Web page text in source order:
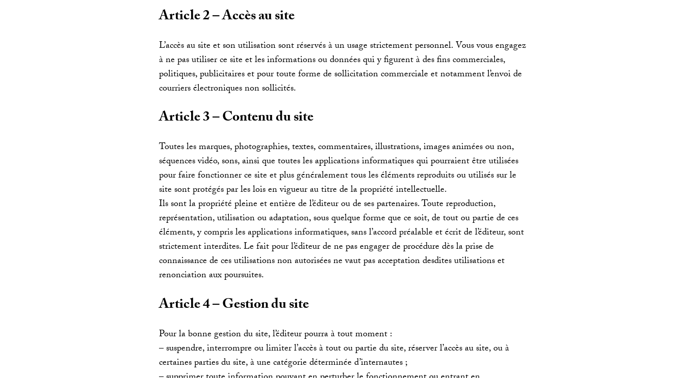
Article 2 – Accès au site
L’accès au site et son utilisation sont réservés à un usage strictement personnel. Vous vous engagez
à ne pas utiliser ce site et les informations ou données qui y figurent à des fins commerciales,
politiques, publicitaires et pour toute forme de sollicitation commerciale et notamment l’envoi de
courriers électroniques non sollicités.
Article 3 – Contenu du site
Toutes les marques, photographies, textes, commentaires, illustrations, images animées ou non,
séquences vidéo, sons, ainsi que toutes les applications informatiques qui pourraient être utilisées
pour faire fonctionner ce site et plus généralement tous les éléments reproduits ou utilisés sur le
site sont protégés par les lois en vigueur au titre de la propriété intellectuelle.
Ils sont la propriété pleine et entière de l’éditeur ou de ses partenaires. Toute reproduction,
représentation, utilisation ou adaptation, sous quelque forme que ce soit, de tout ou partie de ces
éléments, y compris les applications informatiques, sans l’accord préalable et écrit de l’éditeur, sont
strictement interdites. Le fait pour l’éditeur de ne pas engager de procédure dès la prise de
connaissance de ces utilisations non autorisées ne vaut pas acceptation desdites utilisations et
renonciation aux poursuites.
Article 4 – Gestion du site
Pour la bonne gestion du site, l’éditeur pourra à tout moment :
– suspendre, interrompre ou limiter l’accès à tout ou partie du site, réserver l’accès au site, ou à
certaines parties du site, à une catégorie déterminée d’internautes ;